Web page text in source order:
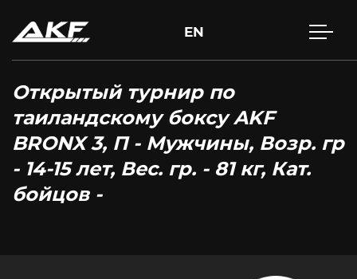
EN
Открытый турнир по
таиландскому боксу AKF
BRONX 3, П - Мужчины, Возр. гр
- 14-15 лет, Вес. гр. - 81 кг, Кат.
бойцов -
Нажмите Enter для поиска или Esc, чтобы закрыть